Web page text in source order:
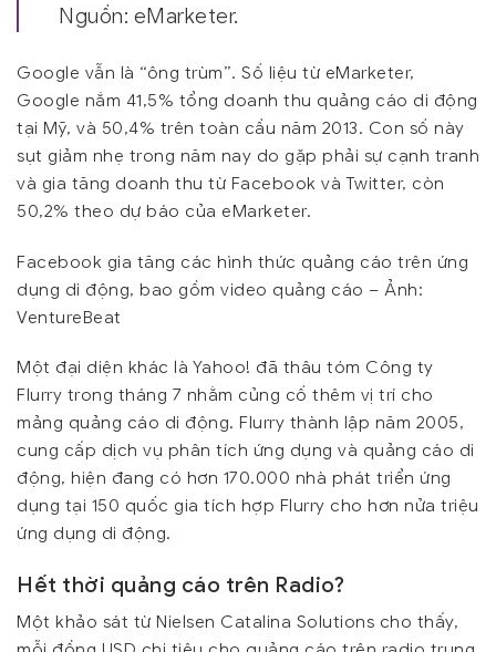
Nguồn: eMarketer.
Google vẫn là “ông trùm”. Số liệu từ eMarketer,
Google nắm 41,5% tổng doanh thu quảng cáo di động
tại Mỹ, và 50,4% trên toàn cầu năm 2013. Con số này
sụt giảm nhẹ trong năm nay do gặp phải sự cạnh tranh
và gia tăng doanh thu từ Facebook và Twitter, còn
50,2% theo dự báo của eMarketer.
Facebook gia tăng các hình thức quảng cáo trên ứng
dụng di động, bao gồm video quảng cáo – Ảnh:
VentureBeat
Một đại diện khác là Yahoo! đã thâu tóm Công ty
Flurry trong tháng 7 nhằm củng cố thêm vị trí cho
mảng quảng cáo di động. Flurry thành lập năm 2005,
cung cấp dịch vụ phân tích ứng dụng và quảng cáo di
động, hiện đang có hơn 170.000 nhà phát triển ứng
dụng tại 150 quốc gia tích hợp Flurry cho hơn nửa triệu
ứng dụng di động.
Hết thời quảng cáo trên Radio?
Một khảo sát từ Nielsen Catalina Solutions cho thấy,